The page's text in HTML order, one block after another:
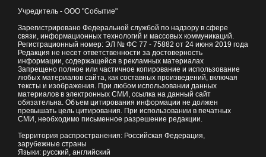
Учредитель - ООО "Событие"
Зарегистрировано Федеральной службой по надзору в сфере
связи, информационных технологий и массовых коммуникаций.
Регистрационный номер: ЭЛ № ФС 77 - 75882 от 24 июня 2019 года
Редакция не несет ответственности за достоверность
информации, содержащейся в рекламных материалах
Запрещено полное или частичное копирование и использование
любых материалов сайта, как составных произведений, включая
тексты и изображения. При любом использовании данных
материалов в электронных СМИ, ссылка на данный сайт
обязательна. Объем цитирования информации не должен
превышать цель цитирования. При использовании в печатных
СМИ, необходимо письменное разрешение редакции.
Территория распространения: Российская Федерация,
зарубежные страны
Языки: русский, английский